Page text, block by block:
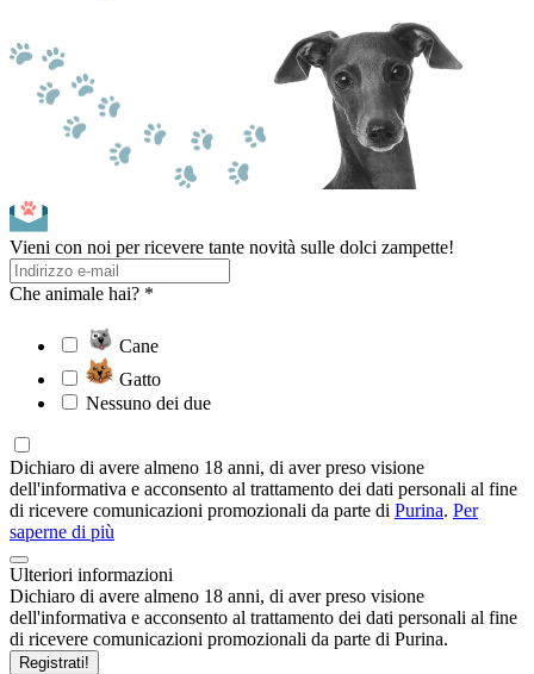
Vieni con noi per ricevere tante novità sulle dolci zampette!
Che animale hai? *
Cane
Gatto
Nessuno dei due
Dichiaro di avere almeno 18 anni, di aver preso visione
dell'informativa e acconsento al trattamento dei dati personali al fine
di ricevere comunicazioni promozionali da parte di Purina. Per
saperne di più
Ulteriori informazioni
Dichiaro di avere almeno 18 anni, di aver preso visione
dell'informativa e acconsento al trattamento dei dati personali al fine
di ricevere comunicazioni promozionali da parte di Purina.
Registrati!